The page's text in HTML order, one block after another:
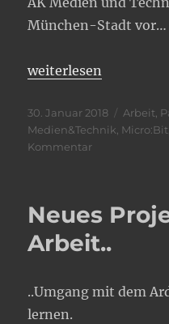
München-Stadt vor…
„Weitere
weiterlesen
Veröffentlicht
am
30. Januar 2018 Arbeit,
Medien&Technik, Micro:Bit
Kommentarzu
Neues
Arbeit..
..Umgang mit dem
lernen.